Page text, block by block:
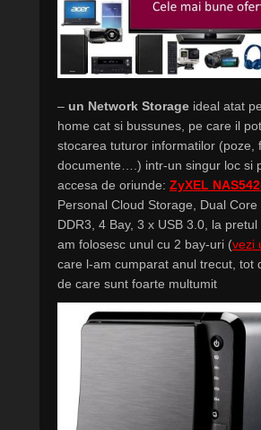
– un Network Storage ideal atat
home cat si bussunes, pe care il
stocarea tuturor informatilor (poze,
documente….) intr-un singur loc si
accesa de oriunde: ZyXEL
Personal Cloud Storage, Dual
DDR3, 4 Bay, 3 x USB 3.0, la pretul
am folosesc unul cu 2 bay-uri (vezi
care l-am cumparat anul trecut, tot
de care sunt foarte multumit